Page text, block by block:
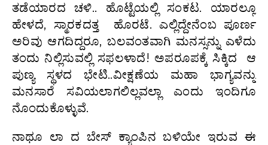
ತಡೆಯಾರದ ಚಳಿ.. ಹೊಟ್ಟೆಯಲ್ಲಿ ಸಂಕಟ. ಯಾರಲ್ಲೂ
ಹೇಳದೆ, ಸ್ಮಾರಕದತ್ತ ಹೊರಟೆ. ಎಲ್ಲಿದ್ದೇನೆಂಬ ಪೂರ್ಣ
ಅರಿವು ಆಗದಿದ್ದರೂ, ಬಲವಂತವಾಗಿ ಮನಸ್ಸನ್ನು ಎಳೆದು
ತಂದು ನಿಲ್ಲಿಸುವಲ್ಲಿ ಸಫಲಳಾದೆ! ಅಪರೂಪಕ್ಕೆ ಸಿಕ್ಕಿದ ಆ
ಪುಣ್ಯ ಸ್ಥಳದ ಭೇಟಿ..ವೀಕ್ಷಣೆಯ ಮಹಾ ಭಾಗ್ಯವನ್ನು
ಮನಸಾರೆ ಸವಿಯಲಾಗಲಿಲ್ಲವಲ್ಲಾ ಎಂದು ಇಂದಿಗೂ
ನೊಂದುಕೊಳ್ಳುವೆ.
ನಾಥೂ ಲಾ ದ ಬೇಸ್ ಕ್ಯಾಂಪಿನ ಬಳಿಯೇ ಇರುವ ಈ